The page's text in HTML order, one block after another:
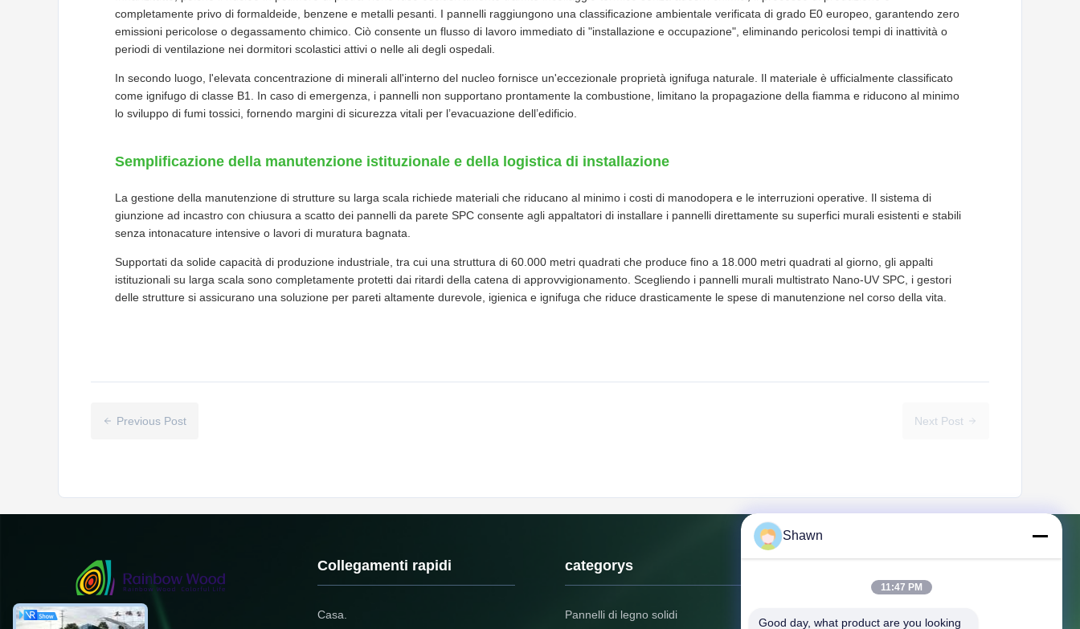
completamente privo di formaldeide, benzene e metalli pesanti. I pannelli raggiungono una classificazione ambientale verificata di grado E0 europeo, garantendo zero
emissioni pericolose o degassamento chimico. Ciò consente un flusso di lavoro immediato di "installazione e occupazione", eliminando pericolosi tempi di inattività o
periodi di ventilazione nei dormitori scolastici attivi o nelle ali degli ospedali.
In secondo luogo, l'elevata concentrazione di minerali all'interno del nucleo fornisce un'eccezionale proprietà ignifuga naturale. Il materiale è ufficialmente classificato
come ignifugo di classe B1. In caso di emergenza, i pannelli non supportano prontamente la combustione, limitano la propagazione della fiamma e riducono al minimo
lo sviluppo di fumi tossici, fornendo margini di sicurezza vitali per l’evacuazione dell’edificio.
Semplificazione della manutenzione istituzionale e della logistica di installazione
La gestione della manutenzione di strutture su larga scala richiede materiali che riducano al minimo i costi di manodopera e le interruzioni operative. Il sistema di
giunzione ad incastro con chiusura a scatto dei pannelli da parete SPC consente agli appaltatori di installare i pannelli direttamente su superfici murali esistenti e stabili
senza intonacature intensive o lavori di muratura bagnata.
Supportati da solide capacità di produzione industriale, tra cui una struttura di 60.000 metri quadrati che produce fino a 18.000 metri quadrati al giorno, gli appalti
istituzionali su larga scala sono completamente protetti dai ritardi della catena di approvvigionamento. Scegliendo i pannelli murali multistrato Nano-UV SPC, i gestori
delle strutture si assicurano una soluzione per pareti altamente durevole, igienica e ignifuga che riduce drasticamente le spese di manutenzione nel corso della vita.
Previous Post Next Post
Collegamenti rapidi
Casa.
categorys
Pannelli di legno solidi
Shawn
11:47 PM
Good day, what product are you looking